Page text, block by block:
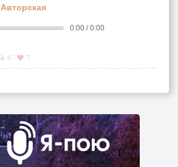
Авторская
0:00 / 0:00
6 7